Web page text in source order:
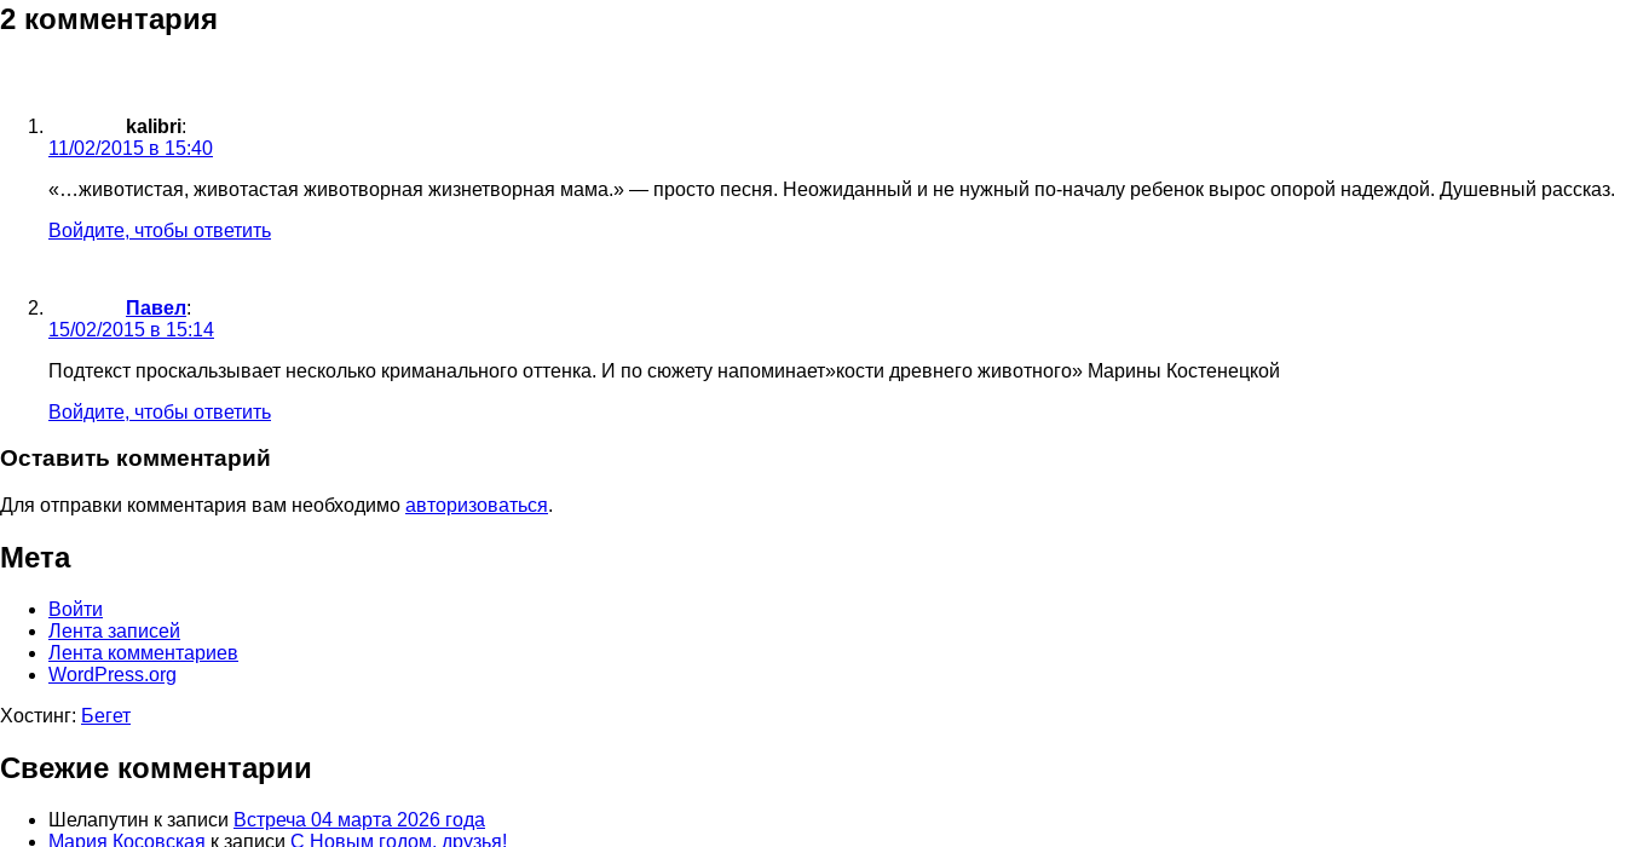
2 комментария
kalibri:
11/02/2015 в 15:40
«…животистая, животастая животворная жизнетворная мама.» — просто песня. Неожиданный и не нужный по-началу ребенок вырос опорой надеждой. Душевный рассказ.
Войдите, чтобы ответить
Павел:
15/02/2015 в 15:14
Подтекст проскальзывает несколько криманального оттенка. И по сюжету напоминает»кости древнего животного» Марины Костенецкой
Войдите, чтобы ответить
Оставить комментарий
Для отправки комментария вам необходимо авторизоваться.
Мета
Войти
Лента записей
Лента комментариев
WordPress.org
Хостинг: Бегет
Свежие комментарии
Шелапутин к записи Встреча 04 марта 2026 года
Мария Косовская к записи С Новым годом, друзья!